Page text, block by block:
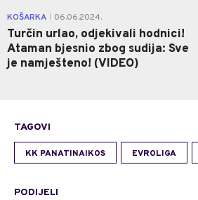
KOŠARKA 06.06.2024.
Turčin urlao, odjekivali hodnici!
Ataman bjesnio zbog sudija: Sve
je namješteno! (VIDEO)
TAGOVI
KK PANATINAIKOS EVROLIGA
PODIJELI